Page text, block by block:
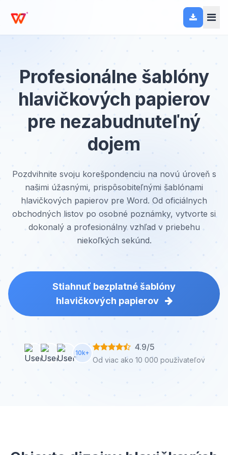
Profesionálne šablóny
hlavičkových papierov
pre nezabudnuteľný
dojem
Pozdvihnite svoju korešpondenciu na novú úroveň s
našimi úžasnými, prispôsobiteľnými šablónami
hlavičkových papierov pre Word. Od oficiálnych
obchodných listov po osobné poznámky, vytvorte si
dokonalý a profesionálny vzhľad v priebehu
niekoľkých sekúnd.
Stiahnuť bezplatné šablóny
hlavičkových papierov
10k+
4.9/5
Od viac ako 10 000 používateľov